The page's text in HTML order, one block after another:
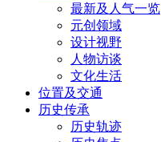
最新及人气一览
元创领域
设计视野
人物访谈
文化生活
位置及交通
历史传承
历史轨迹